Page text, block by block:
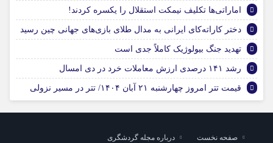
اماراتی‌ها تکلیف نیمکت استقلال را یکسره کردند!
دختر کاراته‌کای ایرانی به مدال طلای بازی‌های جهانی چین رسید
تهدید جنگ بیولوژیک کاملاً جدی است
رشد ۱۴۱ درصدی ارزش معاملات خرد در دی امسال
قیمت تتر امروز چهارشنبه ۲۱ آبان ۱۴۰۴/ تتر در مسیر نزولی
صفحه نخست درباره مجله گردشگری